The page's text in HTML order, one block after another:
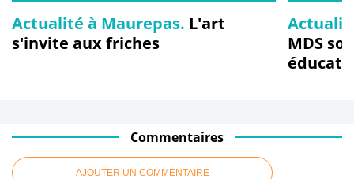
Actualité à Maurepas. L'art
s'invite aux friches
MDS
Commentaires
AJOUTER UN COMMENTAIRE